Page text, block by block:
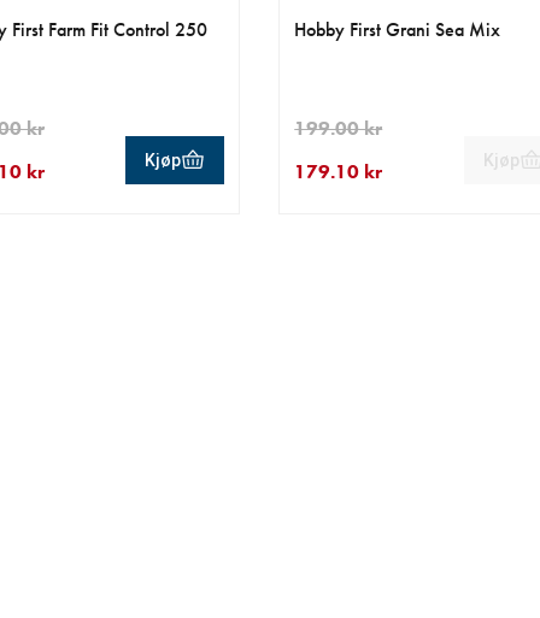
First Farm Fit Control 250
kr
kr
Kjøp
Hobby First Grani Sea Mix
179.10 kr
199.00 kr
Kjøp